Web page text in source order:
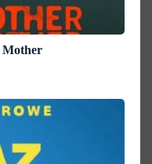
Mother